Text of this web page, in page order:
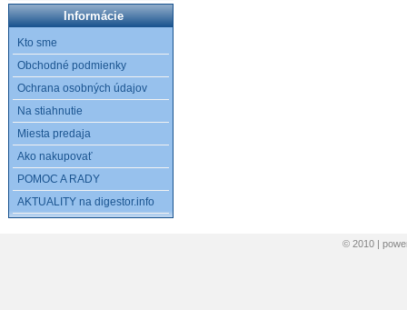
Informácie
Kto sme
Obchodné podmienky
Ochrana osobných údajov
Na stiahnutie
Miesta predaja
Ako nakupovať
POMOC A RADY
AKTUALITY na digestor.info
© 2010 |